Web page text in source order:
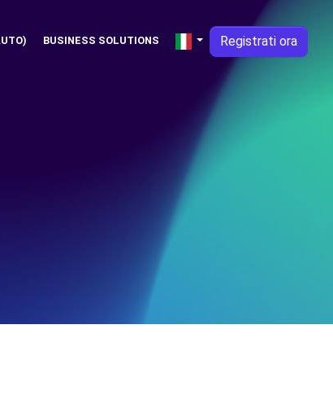
BUSINESS SOLUTIONS Registrati ora